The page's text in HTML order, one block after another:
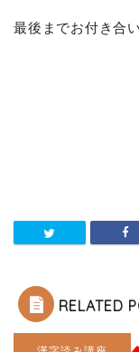
最後までお付き合
RELATED